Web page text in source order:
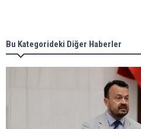
Bu Kategorideki Diğer Haberler